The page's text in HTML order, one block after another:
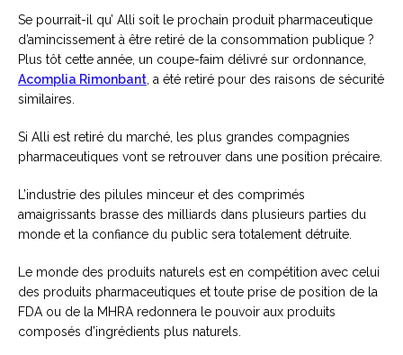
Se pourrait-il qu’ Alli soit le prochain produit pharmaceutique
d’amincissement à être retiré de la consommation publique ?
Plus tôt cette année, un coupe-faim délivré sur ordonnance,
Acomplia Rimonbant , a été retiré pour des raisons de sécurité
similaires.
Si Alli est retiré du marché, les plus grandes compagnies
pharmaceutiques vont se retrouver dans une position précaire.
L’industrie des pilules minceur et des comprimés
amaigrissants brasse des milliards dans plusieurs parties du
monde et la confiance du public sera totalement détruite.
Le monde des produits naturels est en compétition avec celui
des produits pharmaceutiques et toute prise de position de la
FDA ou de la MHRA redonnera le pouvoir aux produits
composés d’ingrédients plus naturels.